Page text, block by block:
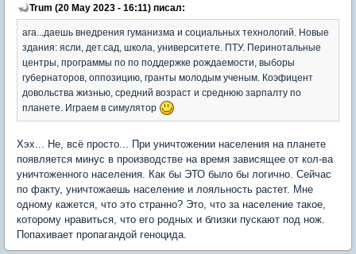
Trum (20 May 2023 - 16:11) писал:
ага...даешь внедрения гуманизма и социальных технологий. Новые
здания: ясли, дет.сад, школа, университете. ПТУ. Перинотальные
центры, программы по по поддержке рождаемости, выборы
губернаторов, оппозицию, гранты молодым ученым. Коэфицент
довольства жизнью, средний возраст и среднюю зарпалту по
планете. Играем в симулятор
Хэх... Не, всё просто... При уничтожении населения на планете
появляется минус в производстве на время зависящее от кол-ва
уничтоженного населения. Как бы ЭТО было бы логично. Сейчас
по факту, уничтожаешь население и лояльность растет. Мне
одному кажется, что это странно? Это, что за население такое,
которому нравиться, что его родных и близки пускают под нож.
Попахивает пропагандой геноцида.